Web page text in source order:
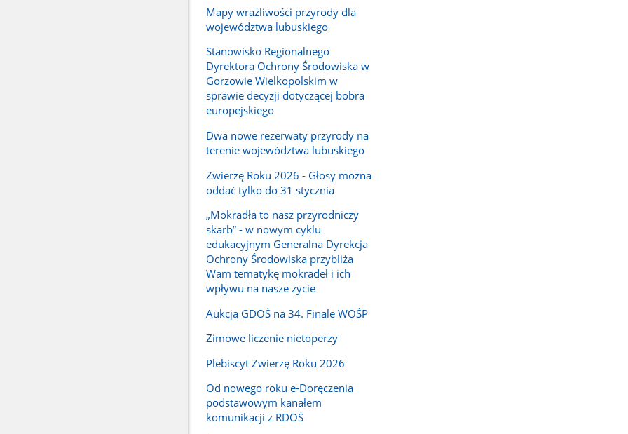
Mapy wrażliwości przyrody dla
województwa lubuskiego
Stanowisko Regionalnego
Dyrektora Ochrony Środowiska w
Gorzowie Wielkopolskim w
sprawie decyzji dotyczącej bobra
europejskiego
Dwa nowe rezerwaty przyrody na
terenie województwa lubuskiego
Zwierzę Roku 2026 - Głosy można
oddać tylko do 31 stycznia
„Mokradła to nasz przyrodniczy
skarb” - w nowym cyklu
edukacyjnym Generalna Dyrekcja
Ochrony Środowiska przybliża
Wam tematykę mokradeł i ich
wpływu na nasze życie
Aukcja GDOŚ na 34. Finale WOŚP
Zimowe liczenie nietoperzy
Plebiscyt Zwierzę Roku 2026
Od nowego roku e-Doręczenia
podstawowym kanałem
komunikacji z RDOŚ